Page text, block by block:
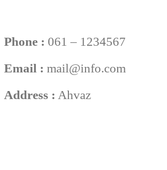
Phone : 061 – 1234567
Email : mail@info.com
Address : Ahvaz